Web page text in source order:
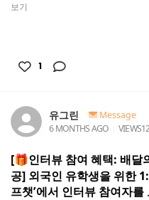
보기
1
유그린
Message
6 MONTHS AGO
VIEWS
[🎁인터뷰 참여 혜택: 배달
공] 외국인 유학생을 위한
프챗’에서 인터뷰 참여자